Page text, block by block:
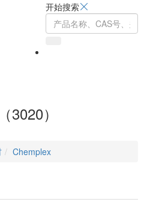
开始搜索
3020）
Chemplex